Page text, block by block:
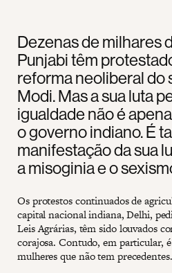
Dezenas de milhares
Punjabi têm
reforma neoliberal do
Modi. Mas a sua luta
igualdade não é
o governo indiano. É
manifestação da sua
a misoginia e o
Os protestos continuados de
capital nacional indiana, Delhi,
Leis Agrárias, têm sido louvados
corajosa. Contudo, em particular,
mulheres que não tem precedentes.